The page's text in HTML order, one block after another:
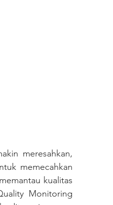
memecahkan
kualitas
Monitoring